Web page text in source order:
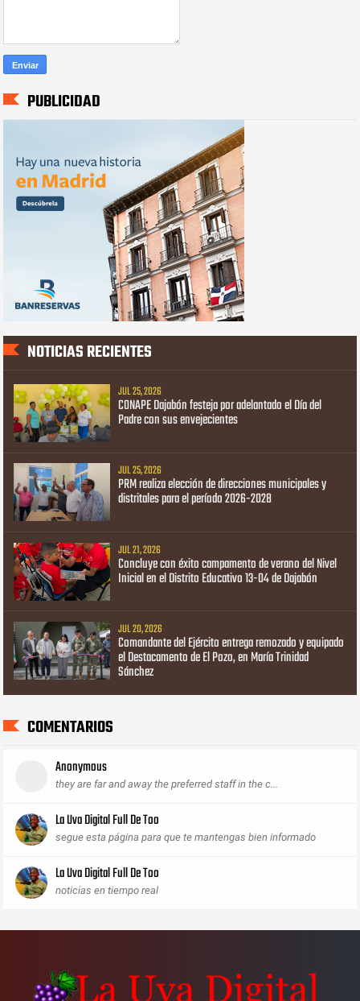
PUBLICIDAD
NOTICIAS RECIENTES
JUL 25, 2026
CONAPE Dajabón festeja por adelantado el Día del
Padre con sus envejecientes
JUL 25, 2026
PRM realiza elección de direcciones municipales y
distritales para el período 2026-2028
JUL 21, 2026
Concluye con éxito campamento de verano del Nivel
Inicial en el Distrito Educativo 13-04 de Dajabón
JUL 20, 2026
Comandante del Ejército entrega remozado y equipado
el Destacamento de El Pozo, en María Trinidad
Sánchez
COMENTARIOS
Anonymous
they are far and away the preferred staff in the c...
La Uva Digital Full De Too
segue esta página para que te mantengas bien informado
La Uva Digital Full De Too
noticias en tiempo real